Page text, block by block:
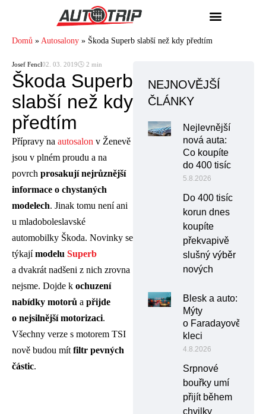
Domů » Autosalony » Škoda Superb slabší než kdy předtím
Josef Fencl02. 03. 2019🕓 2 min
Škoda Superb
slabší než kdy
předtím
Přípravy na autosalon v Ženevě
jsou v plném proudu a na
povrch prosakují nejrůznější
informace o chystaných
modelech. Jinak tomu není ani
u mladoboleslavské
automobilky Škoda. Novinky se
týkajímodelu Superb
a dvakrát nadšeni z nich zrovna
nejsme. Dojde k ochuzení
nabídky motorů a přijde
o nejsilnější motorizaci.
Všechny verze s motorem TSI
nově budou mít filtr pevných
částic.
NEJNOVĚJŠÍ
ČLÁNKY
Nejlevnější
nová auta:
Co koupíte
do 400 tisíc
5.8.2026
Do 400 tisíc
korun dnes
koupíte
překvapivě
slušný výběr
nových
Blesk a auto:
Mýty
o Faradayově
kleci
4.8.2026
Srpnové
bouřky umí
přijít během
chvilky